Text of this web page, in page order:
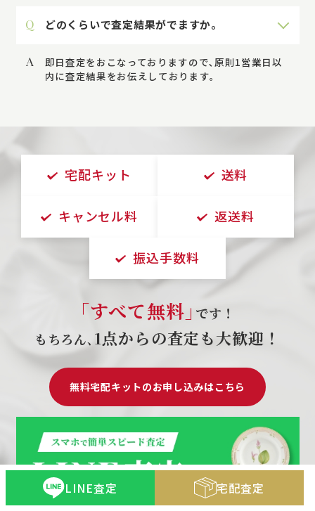
Q どのくらいで査定結果がでますか。
A
即日査定をおこなっておりますので､原則1営業日以
内に査定結果をお伝えしております｡
宅配キット 送料
キャンセル料 返送料
振込手数料
｢すべて無料｣ です！
もちろん､ 1点からの査定も大歓迎！
無料宅配キットのお申し込みはこちら
LINE査定 宅配査定